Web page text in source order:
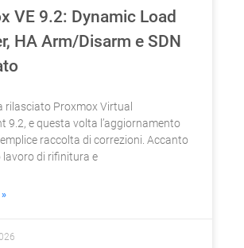
VE 9.2: Dynamic Load
HA Arm/Disarm e SDN
rilasciato Proxmox Virtual
9.2, e questa volta l’aggiornamento
raccolta di correzioni. Accanto
lavoro di rifinitura e